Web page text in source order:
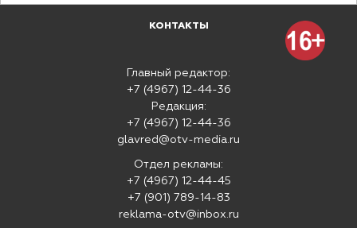
КОНТАКТЫ
Главный редактор:
+7 (4967) 12-44-36
Редакция:
+7 (4967) 12-44-36
glavred@otv-media.ru
Отдел рекламы:
+7 (4967) 12-44-45
+7 (901) 789-14-83
reklama-otv@inbox.ru